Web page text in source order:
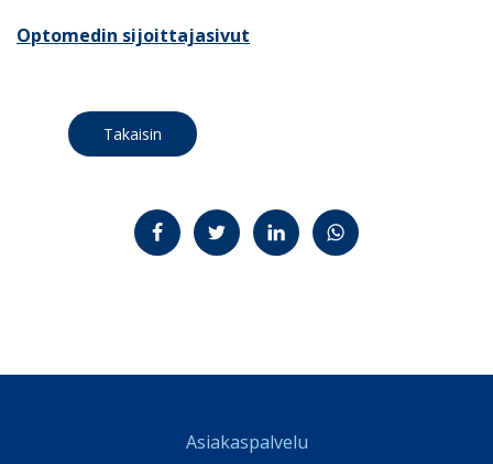
Optomedin sijoittajasivut
Takaisin
Jaa FacebookissaJaa TwitterissäJaa LinkedInissäJaa WhatsAppissa
Asiakaspalvelu